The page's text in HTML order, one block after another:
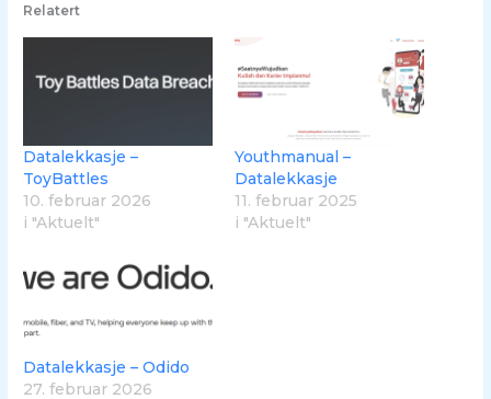
Relatert
Datalekkasje –
ToyBattles
10. februar 2026
i "Aktuelt"
Youthmanual –
Datalekkasje
11. februar 2025
i "Aktuelt"
Datalekkasje – Odido
27. februar 2026